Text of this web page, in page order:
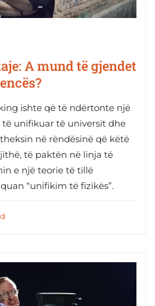
A mund të gjendet
ishte që të ndërtonte një
unifikuar të universit dhe
në rëndësinë që këtë
të paktën në linja të
e një teorie të tillë
“unifikim të fizikës”.